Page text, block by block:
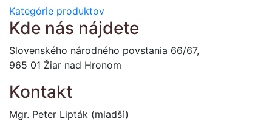
Kategórie produktov
Kde nás nájdete
Slovenského národného povstania 66/67,
965 01 Žiar nad Hronom
Kontakt
Mgr. Peter Lipták (mladší)